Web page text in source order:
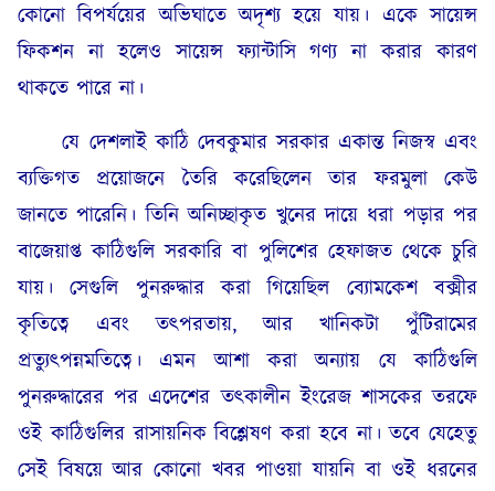
কোনো বিপর্যয়ের অভিঘাতে অদৃশ্য হয়ে যায়। একে সায়েন্স
ফিকশন না হলেও সায়েন্স ফ্যান্টাসি গণ্য না করার কারণ
থাকতে পারে না।
যে দেশলাই কাঠি দেবকুমার সরকার একান্ত নিজস্ব এবং
ব্যক্তিগত প্রয়োজনে তৈরি করেছিলেন তার ফরমুলা কেউ
জানতে পারেনি। তিনি অনিচ্ছাকৃত খুনের দায়ে ধরা পড়ার পর
বাজেয়াপ্ত কাঠিগুলি সরকারি বা পুলিশের হেফাজত থেকে চুরি
যায়। সেগুলি পুনরুদ্ধার করা গিয়েছিল ব্যোমকেশ বক্সীর
কৃতিত্বে এবং তৎপরতায়, আর খানিকটা পুঁটিরামের
প্রত্যুৎপন্নমতিত্বে। এমন আশা করা অন্যায় যে কাঠিগুলি
পুনরুদ্ধারের পর এদেশের তৎকালীন ইংরেজ শাসকের তরফে
ওই কাঠিগুলির রাসায়নিক বিশ্লেষণ করা হবে না। তবে যেহেতু
সেই বিষয়ে আর কোনো খবর পাওয়া যায়নি বা ওই ধরনের